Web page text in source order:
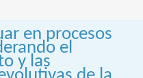
en procesos
el
y las